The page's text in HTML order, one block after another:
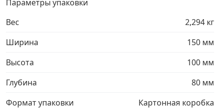
Параметры упаковки
Вес
2,294 кг
Ширина
150 мм
Высота
100 мм
Глубина
80 мм
Формат упаковки
Картонная коробка